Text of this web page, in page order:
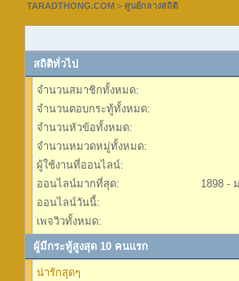
TARADTHONG.COM > ศูนย์กลางสถิติ
สถิติทั่วไป
จำนวนสมาชิกทั้งหมด:
จำนวนตอบกระทู้ทั้งหมด:
จำนวนหัวข้อทั้งหมด:
จำนวนหมวดหมู่ทั้งหมด:
ผู้ใช้งานที่ออนไลน์:
ออนไลน์มากที่สุด:
1898 -
ออนไลน์วันนี้:
เพจวิวทั้งหมด:
ผู้มีกระทู้สูงสุด 10 คนแรก
น่ารักสุดๆ